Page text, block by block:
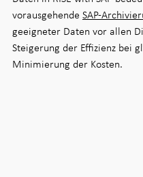
vorausgehende SAP-
geeigneter Daten vor allen
Steigerung der Effizienz bei
Minimierung der Kosten.